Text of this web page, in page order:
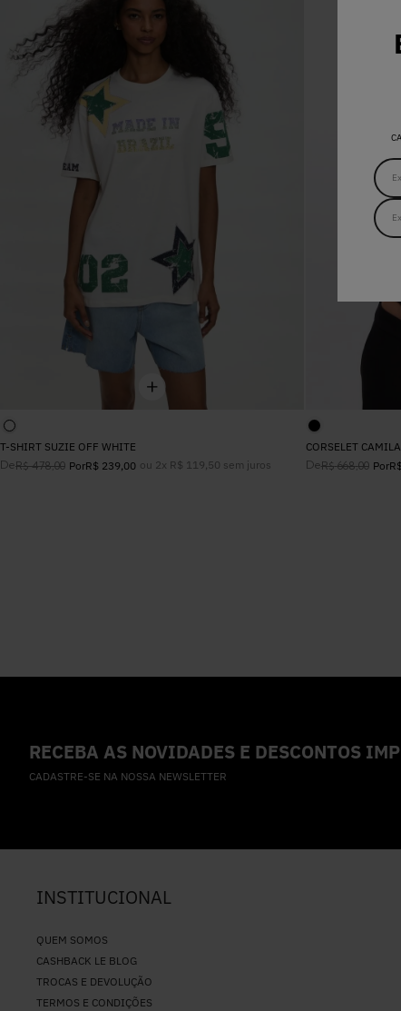
T-SHIRT SUZIE OFF WHITE
DeR$ 478,00 PorR$ 239,00 ou 2x R$ 119, 50 sem juros
CORSELET
DeR$ 668,00 Por
RECEBA AS NOVIDADES E DESCONTOS
CADASTRE-SE NA NOSSA NEWSLETTER
INSTITUCIONAL
QUEM SOMOS
CASHBACK LE BLOG
TROCAS E DEVOLUÇÃO
TERMOS E CONDIÇÕES